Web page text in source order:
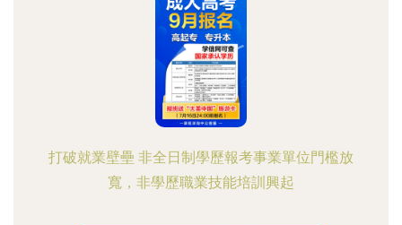
打破就業壁壘 非全日制學歷報考事業單位門檻放
寬，非學歷職業技能培訓興起